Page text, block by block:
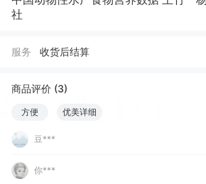
社
服务 收货后结算
商品评价 (3)
方便 优美详细
豆***
你***